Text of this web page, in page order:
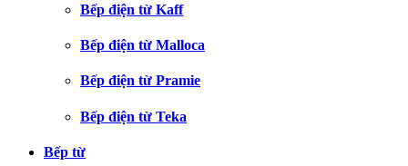
Bếp điện từ Kaff
Bếp điện từ Malloca
Bếp điện từ Pramie
Bếp điện từ Teka
Bếp từ